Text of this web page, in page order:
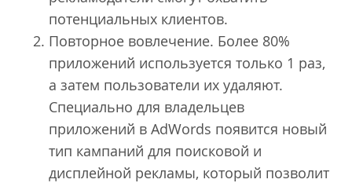
потенциальных клиентов.
Повторное вовлечение. Более 80%
приложений используется только 1 раз,
а затем пользователи их удаляют.
Специально для владельцев
приложений в AdWords появится новый
тип кампаний для поисковой и
дисплейной рекламы, который позволит